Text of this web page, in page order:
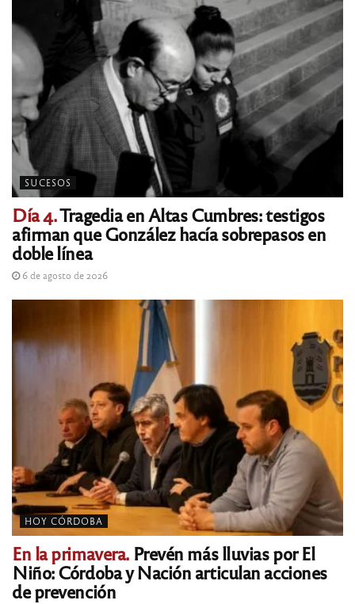
SUCESOS
Día 4.Tragedia en Altas Cumbres: testigos
afirman que González hacía sobrepasos en
doble línea
6 de agosto de 2026
HOY CÓRDOBA
En la primavera.Prevén más lluvias por El
Niño: Córdoba y Nación articulan acciones
de prevención